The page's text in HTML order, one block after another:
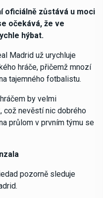
oficiálně zůstává u moci
očekává, že ve
hýbat.
Madrid už urychluje
hráče, přičemž mnozí
tajemného fotbalistu.
by velmi
což nevěstí nic dobrého
průlom v prvním týmu se
pozorně sleduje